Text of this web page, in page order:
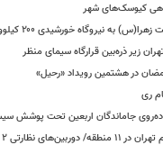
کیوسک‌های شهر
نیروگاه خورشیدی ۲۰۰ کیلوواتی مجهز شد
در هشتمین رویداد «رحیل»
ری